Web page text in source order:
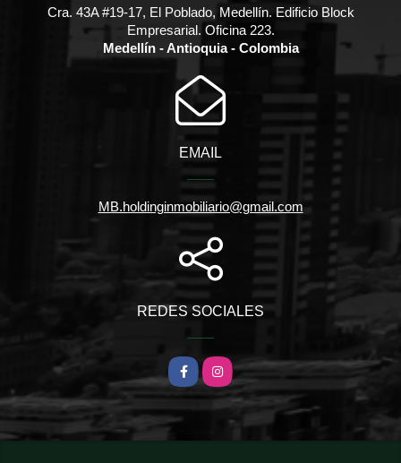
Cra. 43A #19-17, El Poblado, Medellín. Edificio Block
Empresarial. Oficina 223.
Medellín - Antioquia - Colombia
EMAIL
MB.holdinginmobiliario@gmail.com
REDES SOCIALES
FacebookInstagram